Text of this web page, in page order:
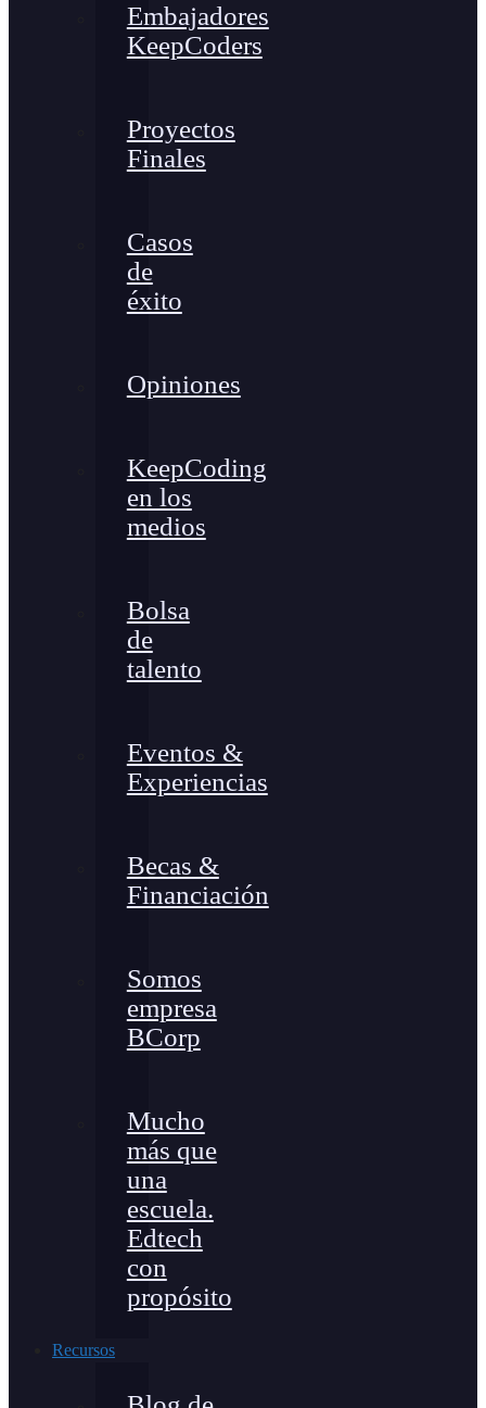
Embajadores
KeepCoders
Proyectos
Finales
Casos
de
éxito
Opiniones
KeepCoding
en los
medios
Bolsa
de
talento
Eventos &
Experiencias
Becas &
Financiación
Somos
empresa
BCorp
Mucho
más que
una
escuela.
Edtech
con
propósito
Recursos